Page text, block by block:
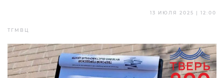
13 ИЮЛЯ 2025 | 12:00
ТГМВЦ